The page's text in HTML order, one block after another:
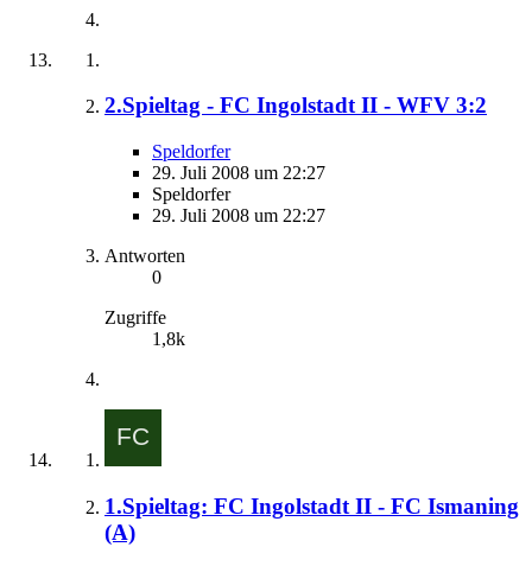
2.Spieltag - FC Ingolstadt II - WFV 3:2
Speldorfer
29. Juli 2008 um 22:27
Speldorfer
29. Juli 2008 um 22:27
Antworten
0
Zugriffe
1,8k
1.Spieltag: FC Ingolstadt II - FC Ismaning
(A)